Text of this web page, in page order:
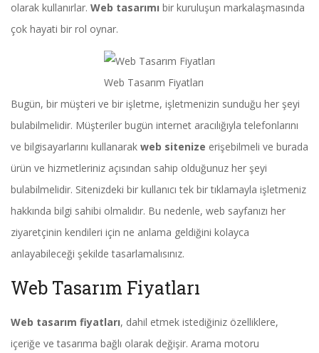
olarak kullanırlar. Web tasarımı bir kuruluşun markalaşmasında
çok hayati bir rol oynar.
Web Tasarım Fiyatları
Bugün, bir müşteri ve bir işletme, işletmenizin sunduğu her şeyi
bulabilmelidir. Müşteriler bugün internet aracılığıyla telefonlarını
ve bilgisayarlarını kullanarak web sitenize erişebilmeli ve burada
ürün ve hizmetleriniz açısından sahip olduğunuz her şeyi
bulabilmelidir. Sitenizdeki bir kullanıcı tek bir tıklamayla işletmeniz
hakkında bilgi sahibi olmalıdır. Bu nedenle, web sayfanızı her
ziyaretçinin kendileri için ne anlama geldiğini kolayca
anlayabileceği şekilde tasarlamalısınız.
Web Tasarım Fiyatları
Web tasarım fiyatları, dahil etmek istediğiniz özelliklere,
içeriğe ve tasarıma bağlı olarak değişir. Arama motoru